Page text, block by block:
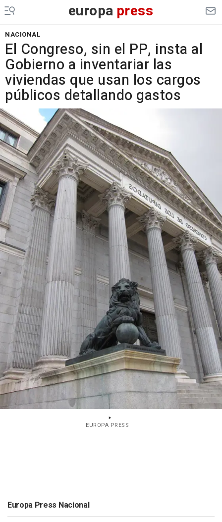
europa press
NACIONAL
El Congreso, sin el PP, insta al
Gobierno a inventariar las
viviendas que usan los cargos
públicos detallando gastos
EUROPA PRESS
Europa Press Nacional